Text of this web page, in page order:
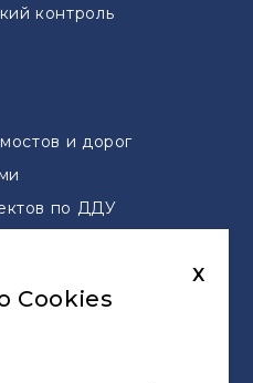
контроль
и дорог
по ДДУ
Cookies
X